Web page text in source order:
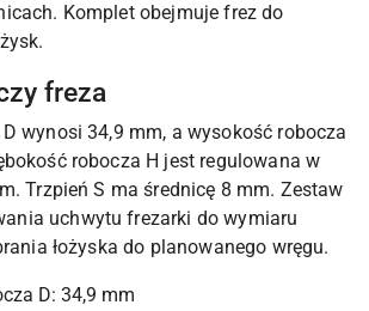
Komplet obejmuje frez do
freza
wynosi 34,9 mm, a wysokość robocza
robocza H jest regulowana w
Trzpień S ma średnicę 8 mm. Zestaw
uchwytu frezarki do wymiaru
łożyska do planowanego wręgu.
D: 34,9 mm